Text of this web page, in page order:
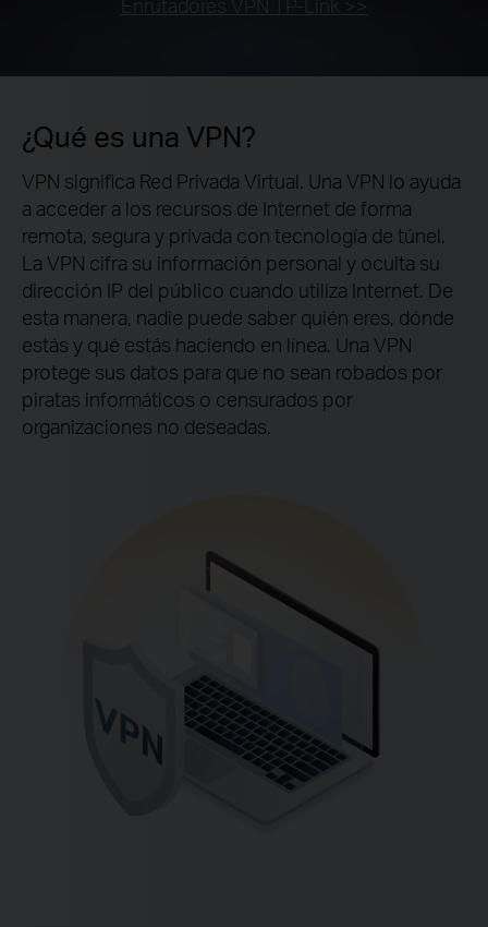
Enrutadores VPN TP-Link >>
¿Qué es una VPN?
VPN significa Red Privada Virtual. Una VPN lo ayuda
a acceder a los recursos de Internet de forma
remota, segura y privada con tecnología de túnel.
La VPN cifra su información personal y oculta su
dirección IP del público cuando utiliza Internet. De
esta manera, nadie puede saber quién eres, dónde
estás y qué estás haciendo en línea. Una VPN
protege sus datos para que no sean robados por
piratas informáticos o censurados por
organizaciones no deseadas.